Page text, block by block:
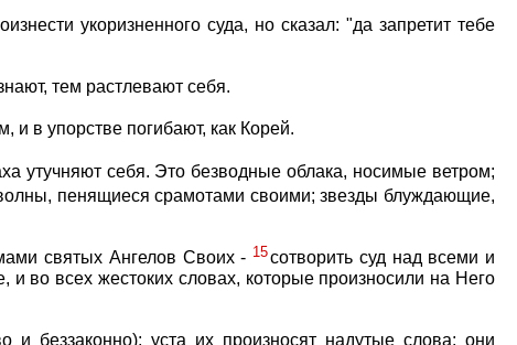
укоризненного суда, но сказал: "да запретит тебе
тем растлевают себя.
в упорстве погибают, как Корей.
утучняют себя. Это безводные облака, носимые ветром;
пенящиеся срамотами своими; звезды блуждающие,
святых Ангелов Своих - 15сотворить суд над всеми и
и во всех жестоких словах, которые произносили на Него
беззаконно); уста их произносят надутые слова; они